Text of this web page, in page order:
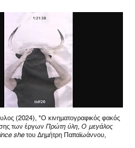
(2024), "Ο κινηματογραφικός φακός
των έργων Πρώτη ύλη, Ο μεγάλος
sheτου Δημήτρη Παπαϊωάννου,